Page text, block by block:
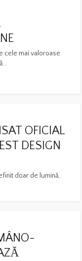
cele mai valoroase
OFICIAL
DESIGN
doar de lumină,